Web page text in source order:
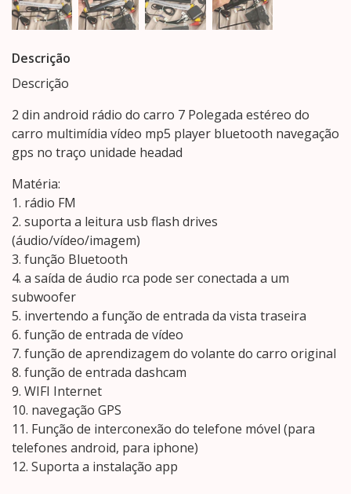
Descrição
Descrição
2 din android rádio do carro 7 Polegada estéreo do
carro multimídia vídeo mp5 player bluetooth navegação
gps no traço unidade headad
Matéria:
1. rádio FM
2. suporta a leitura usb flash drives
(áudio/vídeo/imagem)
3. função Bluetooth
4. a saída de áudio rca pode ser conectada a um
subwoofer
5. invertendo a função de entrada da vista traseira
6. função de entrada de vídeo
7. função de aprendizagem do volante do carro original
8. função de entrada dashcam
9. WIFI Internet
10. navegação GPS
11. Função de interconexão do telefone móvel (para
telefones android, para iphone)
12. Suporta a instalação app